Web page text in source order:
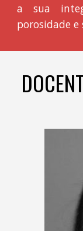
a sua
porosidade